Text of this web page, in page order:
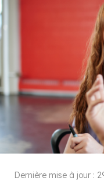
Dernière mise à jour :